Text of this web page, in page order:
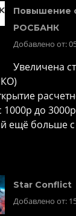
Повышение
РОСБАНК
Добавлено от:
Увеличена
1000р до
ещё больше
Star Conflict
Добавлено от: